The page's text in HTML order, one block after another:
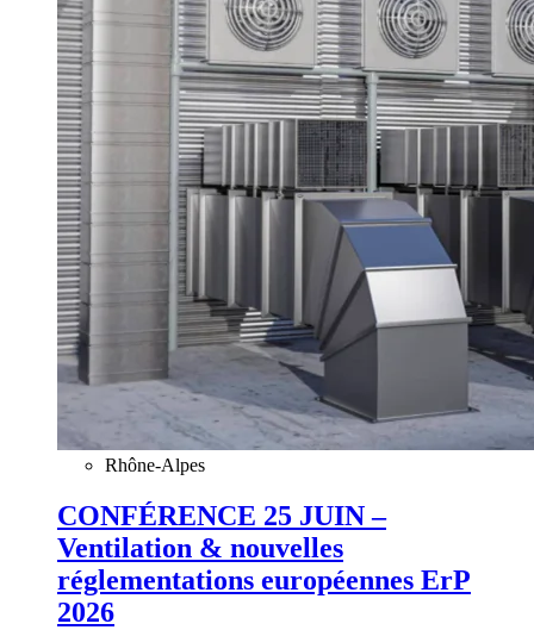
Rhône-Alpes
CONFÉRENCE 25 JUIN –
Ventilation & nouvelles
réglementations européennes ErP
2026